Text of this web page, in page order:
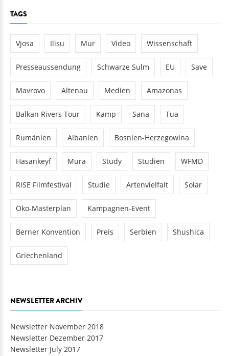
TAGS
Vjosa Ilisu Mur Video Wissenschaft
Presseaussendung Schwarze Sulm EU Save
Mavrovo Altenau Medien Amazonas
Balkan Rivers Tour Kamp Sana Tua
Rumänien Albanien Bosnien-Herzegowina
Hasankeyf Mura Study Studien WFMD
RISE Filmfestival Studie Artenvielfalt Solar
Öko-Masterplan Kampagnen-Event
Berner Konvention Preis Serbien Shushica
Griechenland
NEWSLETTER ARCHIV
Newsletter November 2018
Newsletter Dezember 2017
Newsletter July 2017